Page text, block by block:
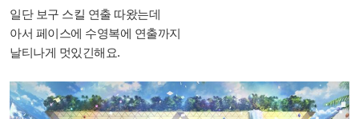
일단 보구 스킬 연출 따왔는데
아서 페이스에 수영복에 연출까지
날티나게 멋있긴해요.